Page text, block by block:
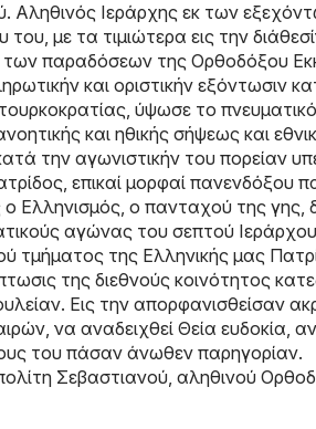
Αληθινός Ιεράρχης εκ των
του, με τα τιμιώτερα εις την
των παραδόσεων της Ορθοδόξου
και οριστικήν εξόντωσιν
ύψωσε το
και ηθικής σήψεως και
την αγωνιστικήν του πορείαν
επικαί μορφαί πανενδόξου
Ελληνισμός, ο πανταχού της γης,
αγώνας του σεπτού
τμήματος της Ελληνικής μας
της διεθνούς κοινότητος
Εις την απορφανισθείσαν
να αναδειχθεί Θεία ευδοκία,
του πάσαν άνωθεν παρηγορίαν.
Σεβαστιανού, αληθινού